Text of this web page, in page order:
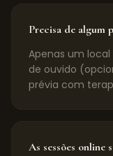
Precisa de algum
Apenas um
de ouvido
prévia com
As sessões online